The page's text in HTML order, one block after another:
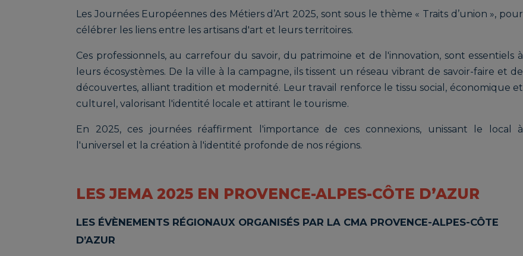
Les Journées Européennes des Métiers d’Art 2025, sont sous le thème « Traits d’union », pour
célébrer les liens entre les artisans d'art et leurs territoires.
Ces professionnels, au carrefour du savoir, du patrimoine et de l'innovation, sont essentiels à
leurs écosystèmes. De la ville à la campagne, ils tissent un réseau vibrant de savoir-faire et de
découvertes, alliant tradition et modernité. Leur travail renforce le tissu social, économique et
culturel, valorisant l'identité locale et attirant le tourisme.
En 2025, ces journées réaffirment l'importance de ces connexions, unissant le local à
l'universel et la création à l'identité profonde de nos régions.
LES JEMA 2025 EN PROVENCE-ALPES-CÔTE D’AZUR
LES ÉVÈNEMENTS RÉGIONAUX ORGANISÉS PAR LA CMA PROVENCE-ALPES-CÔTE
D’AZUR